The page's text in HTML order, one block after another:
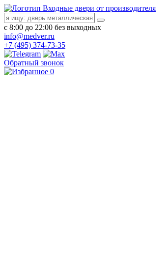
Входные двери от производителя
с 8:00 до 22:00 без выходных
info@medver.ru
+7 (495) 374-73-35
Обратный звонок
0